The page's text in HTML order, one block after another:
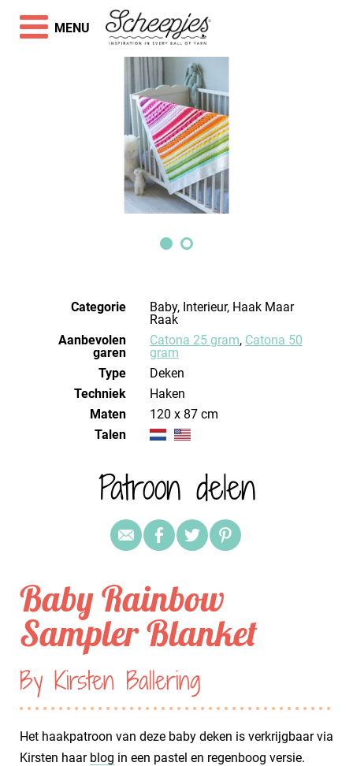
Categorie
Baby, Interieur, Haak Maar
Raak
Aanbevolen
garen
Catona 25 gram, Catona 50
gram
Type
Deken
Techniek
haken
Maten
120 x 87 cm
Talen
Patroon delen
Baby Rainbow
Sampler Blanket
By Kirsten Ballering
Het haakpatroon van deze baby deken is verkrijgbaar via
Kirsten haar blog in een pastel en regenboog versie.
MENU